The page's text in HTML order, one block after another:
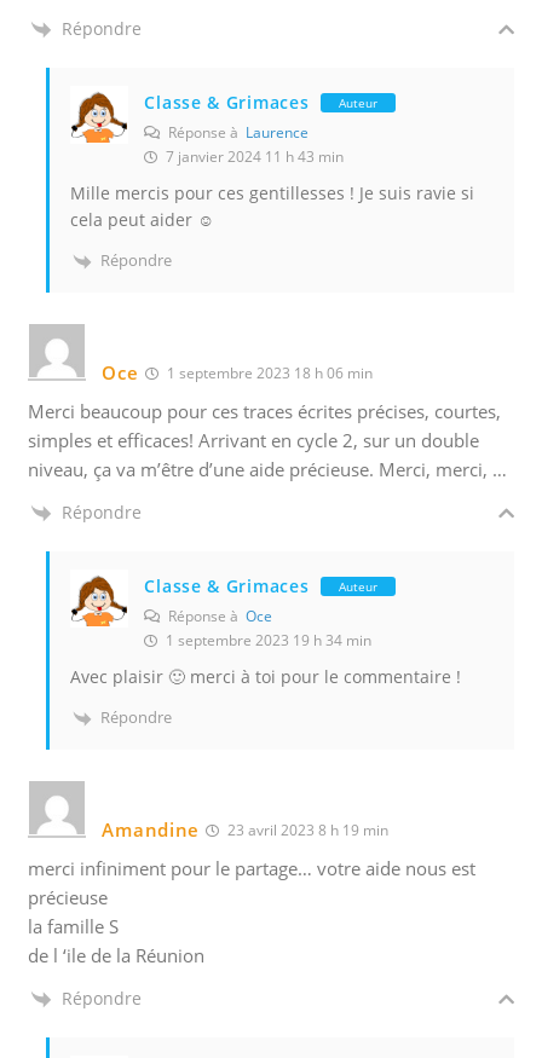
Répondre
Classe & Grimaces Auteur
Réponse à Laurence
7 janvier 2024 11 h 43 min
Mille mercis pour ces gentillesses ! Je suis ravie si
cela peut aider ☺️
Répondre
Oce 1 septembre 2023 18 h 06 min
Merci beaucoup pour ces traces écrites précises, courtes,
simples et efficaces! Arrivant en cycle 2, sur un double
niveau, ça va m’être d’une aide précieuse. Merci, merci, …
Répondre
Classe & Grimaces Auteur
Réponse àOce
1 septembre 2023 19 h 34 min
Avec plaisir 🙂 merci à toi pour le commentaire !
Répondre
Amandine 23 avril 2023 8 h 19 min
merci infiniment pour le partage… votre aide nous est
précieuse
la famille S
de l ‘ile de la Réunion
Répondre